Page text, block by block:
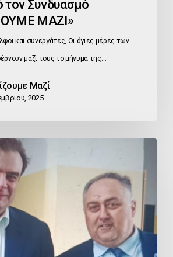
τον Συνδυασμό
ΜΑΖΙ»
και συνεργάτες, Οι άγιες μέρες των
μαζί τους το μήνυμα της…
Μαζί
2025